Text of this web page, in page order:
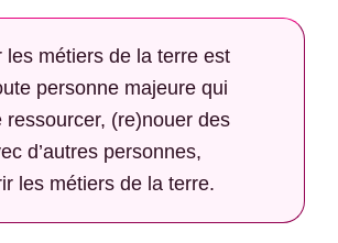
les métiers de la terre est
personne majeure qui
ressourcer, (re)nouer des
d’autres personnes,
les métiers de la terre.